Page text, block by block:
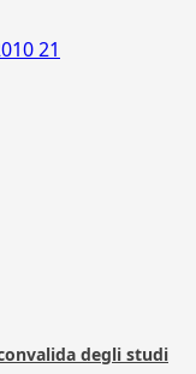
21
degli studi